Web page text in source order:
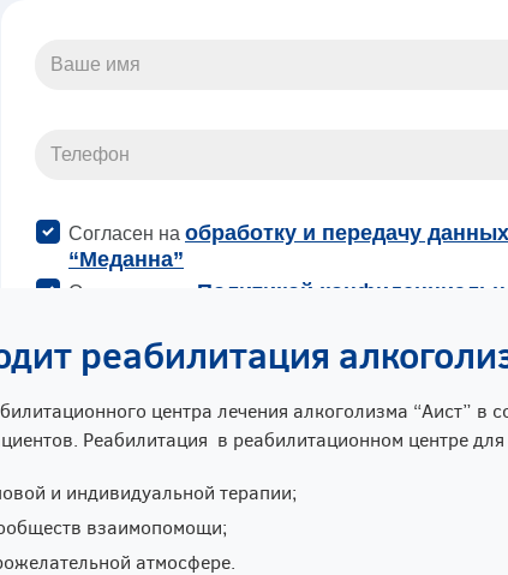
реабилитация
центра лечения алкоголизма “Аист” в
Реабилитация в реабилитационном центре для
и индивидуальной терапии;
взаимопомощи;
атмосфере.